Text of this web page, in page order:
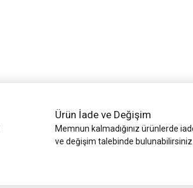
Ürün İade ve Değişim
Memnun kalmadığınız ürünlerde
ve değişim talebinde bulunabilirsiniz.